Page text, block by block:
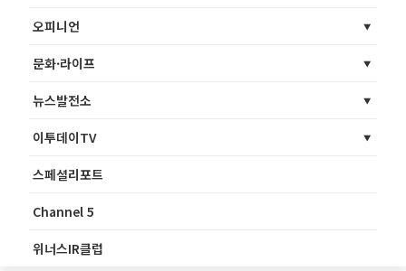
오피니언
문화·라이프
뉴스발전소
이투데이TV
스페셜리포트
Channel 5
위너스IR클럽